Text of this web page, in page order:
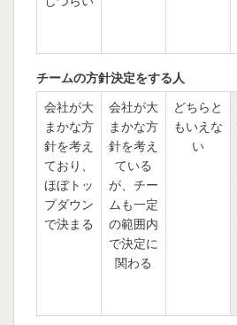
チームの方針決定をする人
会社が大
まかな方
針を考え
ており、
ほぼトッ
プダウン
で決まる
会社が大
まかな方
針を考え
ている
が、チー
ムも一定
の範囲内
で決定に
関わる
どちらと
もいえな
い